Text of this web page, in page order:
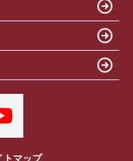
トマップ